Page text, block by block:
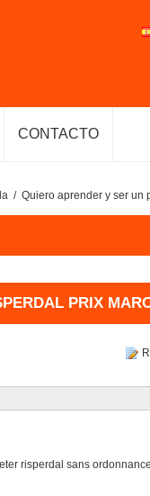
CONTACTO
/ Quiero aprender y ser un
PRIX
risperdal sans ordonnance